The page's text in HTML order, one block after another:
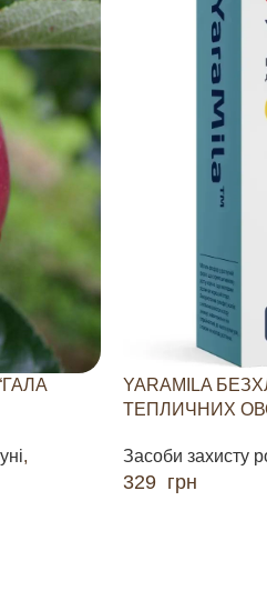
,
YARAMILA
ТЕПЛИЧНИХ
Засоби захисту
329 грн